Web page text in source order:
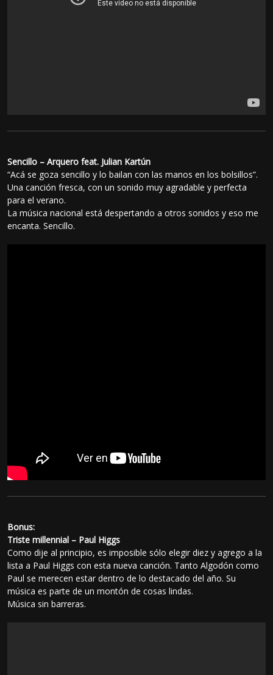
Sencillo – Arquero feat. Julian Kartún
“Acá se goza sencillo y lo bailan con las manos en los bolsillos”.
Una canción fresca, con un sonido muy agradable y perfecta
para el verano.
La música nacional está despertando a otros sonidos y eso me
encanta. Sencillo.
Bonus:
Triste millennial – Paul Higgs
Como dije al principio, es imposible sólo elegir diez y agrego a la
lista a Paul Higgs con esta nueva canción. Tanto Algodón como
Paul se merecen estar dentro de lo destacado del año. Su
música es parte de un montón de cosas lindas.
Música sin barreras.